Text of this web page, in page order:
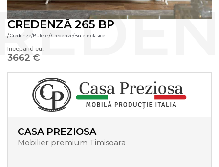
CREDENZĂ 265 BP
/Credenze/Bufete/Credenze/Bufete clasice
Incepand cu:
3662 €
CASA PREZIOSA
Mobilier premium Timisoara